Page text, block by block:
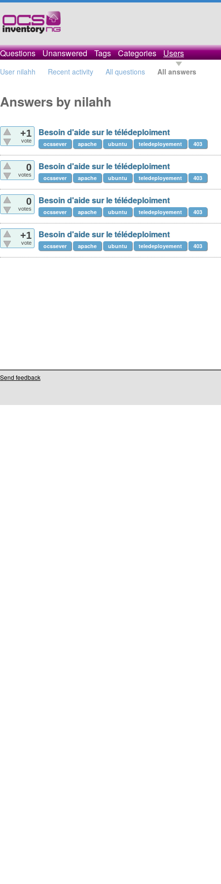
Questions Unanswered Tags Categories Users
User nilahh Recent activity All questions All answers
Answers by nilahh
+1
vote
Besoin d'aide sur le télédeploiment
ocssever apache ubuntu teledeployement 403
0
votes
Besoin d'aide sur le télédeploiment
ocssever apache ubuntu teledeployement 403
0
votes
Besoin d'aide sur le télédeploiment
ocssever apache ubuntu teledeployement 403
+1
vote
Besoin d'aide sur le télédeploiment
ocssever apache ubuntu teledeployement 403
Send feedback